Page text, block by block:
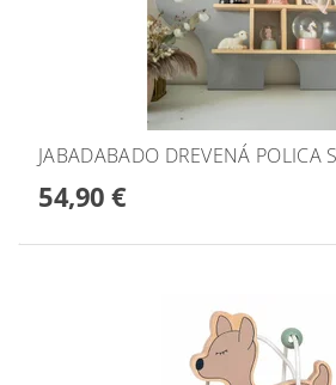
JABADABADO DREVENÁ POLICA
54,90 €